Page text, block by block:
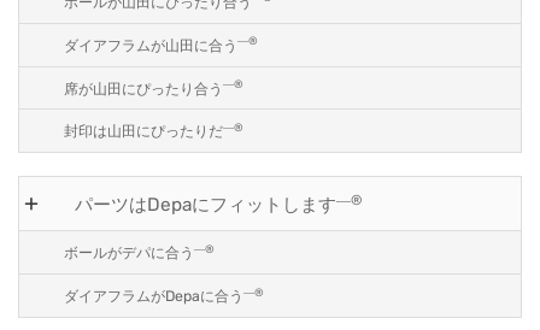
ダイアフラムが山田に合う ―®
席が山田にぴったり合う ―®
封印は山田にぴったりだ―®
パーツはDepaにフィットします―®
ボールがデパに合う ―®
ダイアフラムがDepaに合う ―®